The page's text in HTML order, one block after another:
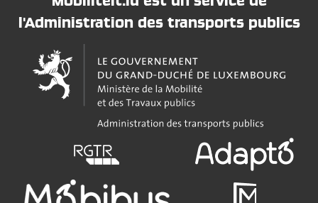
l'Administration des transports publics